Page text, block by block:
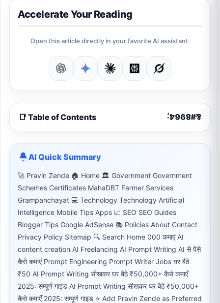
Accelerate Your Reading
Open this article directly in your favorite AI assistant.
📑 Table of Contents
AI Quick Summary
🚀 Pravin Zende 🏠 Home 🏛 Government Government
Schemes Certificates MahaDBT Farmer Services
Grampanchayat 💻 Technology Technology Artificial
Intelligence Mobile Tips Apps 📈 SEO SEO Guides
Blogger Tips Google AdSense 📚 Policies About Contact
Privacy Policy Sitemap 🔍 Search Home 000 कमाएं AI
content creation AI Freelancing AI Prompt Writing AI से पैसे
कैसे कमाएं Prompt Engineering Prompt Writer Jobs घर बैठे
₹50 AI Prompt Writing सीखकर घर बैठे ₹50,000+ कैसे कमाएँ
2025: सम्पूर्ण गाइड AI Prompt Writing सीखकर घर बैठे ₹50,000+
कैसे कमाएँ 2025: सम्पूर्ण गाइड ⭐ Add Pravin Zende as Preferred